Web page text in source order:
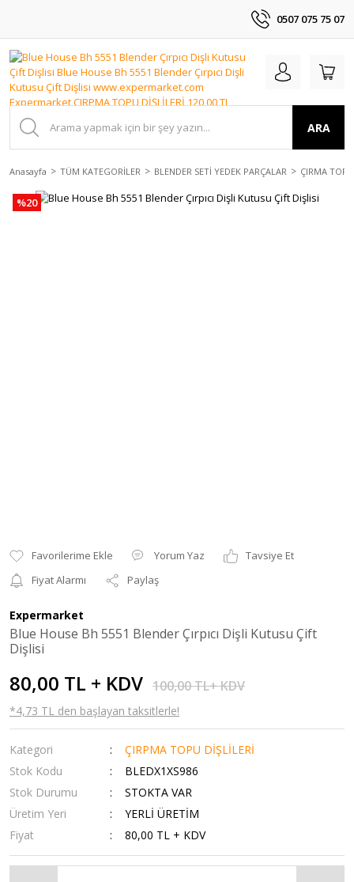
0507 075 75 07
ARA
Anasayfa TÜM KATEGORİLER BLENDER SETİ YEDEK PARÇALAR ÇIRMA TOPU
%20
Yorum Yaz
Tavsiye Et
Fiyat Alarmı
Paylaş
Expermarket
Blue House Bh 5551 Blender Çırpıcı Dişli Kutusu Çift
Dişlisi
80,00 TL + KDV 100,00 TL+ KDV
*4,73 TL den başlayan taksitlerle!
Kategori
ÇIRPMA TOPU DİŞLİLERİ
Stok Kodu
BLEDX1XS986
Stok Durumu
STOKTA VAR
Üretim Yeri
YERLİ ÜRETİM
Fiyat
80,00 TL + KDV